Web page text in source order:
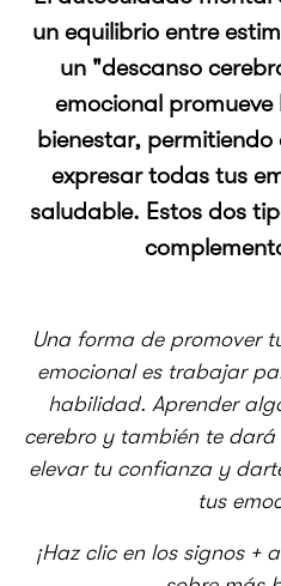
un equilibrio entre
un "descanso
emocional
bienestar,
expresar todas tus
saludable. Estos dos
Una forma de promover
emocional es trabajar
habilidad. Aprender
cerebro y también te
elevar tu confianza y
tus
¡Haz clic en los signos +